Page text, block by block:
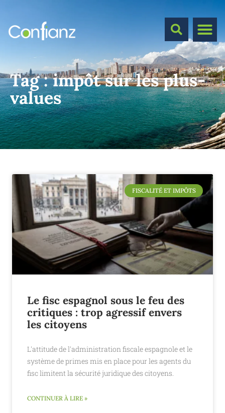
Tag :impôt sur les plus-
values
FISCALITÉ ET IMPÔTS
Le fisc espagnol sous le feu des
critiques : trop agressif envers
les citoyens
L'attitude de l'administration fiscale espagnole et le
système de primes mis en place pour les agents du
fisc limitent la sécurité juridique des citoyens.
CONTINUER À LIRE »